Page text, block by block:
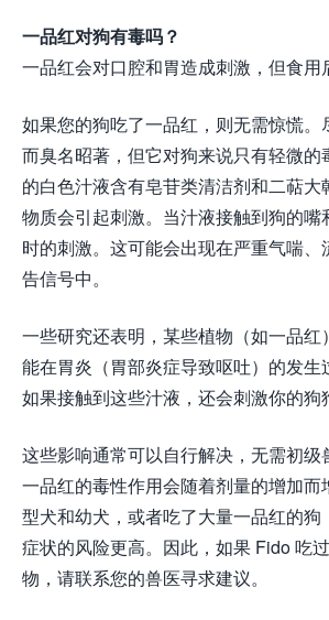
一品红对狗有毒吗？
一品红会对口腔和胃造成刺激，但食用
如果您的狗吃了一品红，则无需惊慌。
而臭名昭著，但它对狗来说只有轻微的
的白色汁液含有皂苷类清洁剂和二萜大
物质会引起刺激。当汁液接触到狗的嘴
时的刺激。这可能会出现在严重气喘
告信号中。
一些研究还表明，某些植物（如一品红
能在胃炎（胃部炎症导致呕吐）的发生
如果接触到这些汁液，还会刺激你的狗
这些影响通常可以自行解决，无需初级
一品红的毒性作用会随着剂量的增加而
型犬和幼犬，或者吃了大量一品红的狗
症状的风险更高。因此，如果 Fido 吃
物，请联系您的兽医寻求建议。